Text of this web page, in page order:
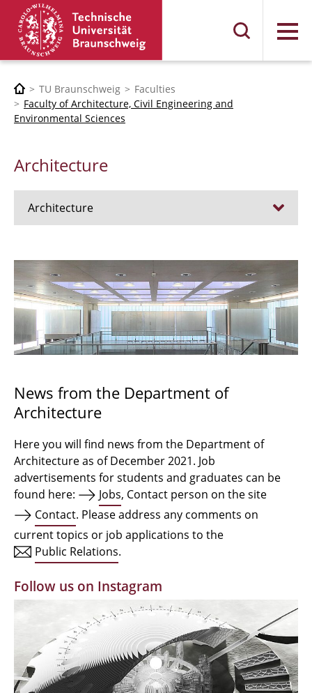
Menu
TU Braunschweig
Faculties
Faculty of Architecture, Civil Engineering and
Environmental Sciences
Architecture
Architecture
Admission procedure 2024
Bachelor Architecture
Bachelor Architecture+
Qualification profile
Semester Programme
Internationales
Facilities
Alumni | cloud club
Documents and Downloads
News from the Department of
Architecture
Here you will find news from the Department of
Architecture as of December 2021. Job
advertisements for students and graduates can be
found here:
Jobs, Contact person on the site
Contact. Please address any comments on
current topics or job applications to the
Public Relations.
Follow us on Instagram